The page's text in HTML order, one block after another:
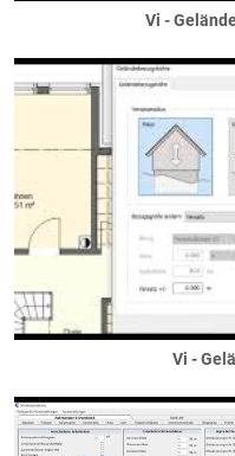
Solarstrom
Sonnenschutz
Jalousetten /
Klappläden
Rollläden
Schiebeläden
Terrassen
Träger / Unterzüge
Durchgänge/Löcher
nicht sichtbare
sichtbare Unterzüge
Treppen
Außentreppen
Vi -
Vi -